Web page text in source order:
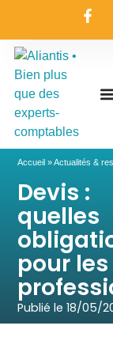
Accueil »Actualités &
Devis :
quelles
pour les
Publié le18/05/